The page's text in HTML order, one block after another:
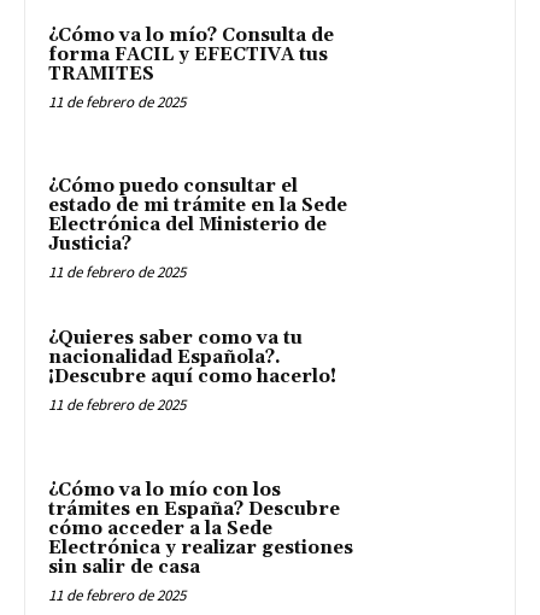
¿Cómo va lo mío? Consulta de
forma FACIL y EFECTIVA tus
TRAMITES
11 de febrero de 2025
¿Cómo puedo consultar el
estado de mi trámite en la Sede
Electrónica del Ministerio de
Justicia?
11 de febrero de 2025
¿Quieres saber como va tu
nacionalidad Española?.
¡Descubre aquí como hacerlo!
11 de febrero de 2025
¿Cómo va lo mío con los
trámites en España? Descubre
cómo acceder a la Sede
Electrónica y realizar gestiones
sin salir de casa
11 de febrero de 2025